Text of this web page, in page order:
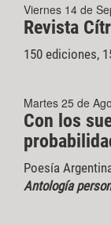
Viernes 14 de
Revista
150 ediciones,
Martes 25 de
Con los
Poesía
Antología